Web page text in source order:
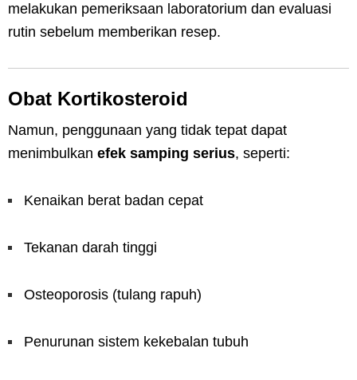
melakukan pemeriksaan laboratorium dan evaluasi
rutin sebelum memberikan resep.
Obat Kortikosteroid
Namun, penggunaan yang tidak tepat dapat
menimbulkan efek samping serius, seperti:
Kenaikan berat badan cepat
Tekanan darah tinggi
Osteoporosis (tulang rapuh)
Penurunan sistem kekebalan tubuh